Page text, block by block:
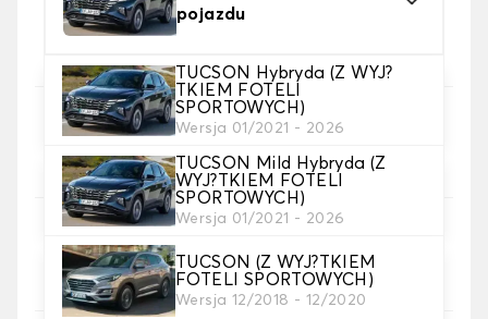
pojazdu
TUCSON Hybryda (Z WYJ?
TKIEM FOTELI
SPORTOWYCH)
Wersja 01/2021 - 2026
TUCSON Mild Hybryda (Z
WYJ?TKIEM FOTELI
SPORTOWYCH)
Wersja 01/2021 - 2026
TUCSON (Z WYJ?TKIEM
FOTELI SPORTOWYCH)
Wersja 12/2018 - 12/2020
2. Wybór gry
potrzebujesz
Wybierz materiał na pokrowce.